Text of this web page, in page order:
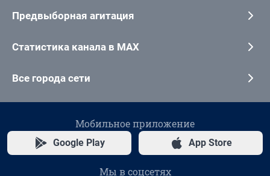
Предвыборная агитация
Статистика канала в MAX
Все города сети
Мобильное приложение
Google Play App Store
Мы в соцсетях